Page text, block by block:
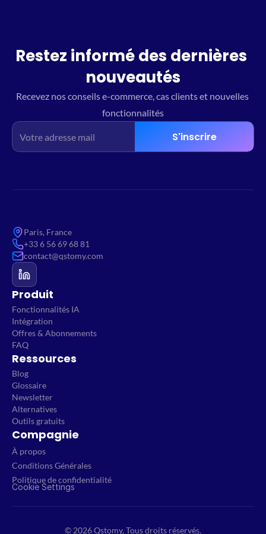
Restez informé des dernières
nouveautés
Recevez nos conseils e-commerce, cas clients et nouvelles
fonctionnalités
S'inscrire
Paris, France
+33 6 56 69 68 81
contact@qstomy.com
Produit
Fonctionnalités IA
Intégration
Offres & Abonnements
FAQ
Ressources
Blog
Glossaire
Newsletter
Alternatives
Outils gratuits
Compagnie
À propos
Conditions Générales
Politique de confidentialité
Cookie Settings
© 2026 Qstomy. Tous droits réservés.